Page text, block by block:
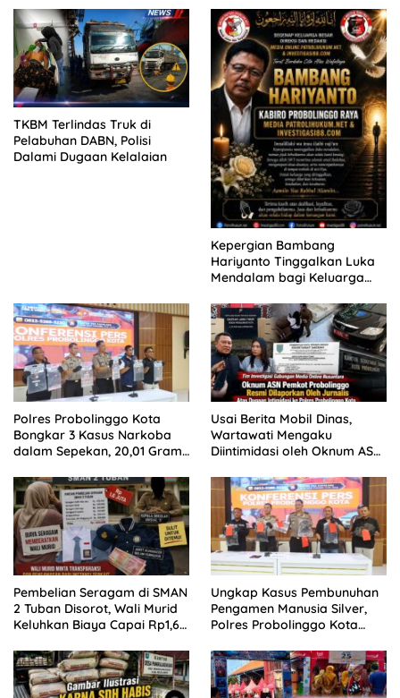
KELUARGA KORBAN
MENGAMUK DI PN MALANG
TKBM Terlindas Truk di
Pelabuhan DABN, Polisi
Dalami Dugaan Kelalaian
Kepergian Bambang
Hariyanto Tinggalkan Luka
Mendalam bagi Keluarga
Polres Probolinggo Kota
Bongkar 3 Kasus Narkoba
dalam Sepekan, 20,01 Gram
Usai Berita Mobil Dinas,
Wartawati Mengaku
Diintimidasi oleh Oknum ASN
Tempuh Jalur Hukum
Pembelian Seragam di SMAN
2 Tuban Disorot, Wali Murid
Keluhkan Biaya Capai Rp1,6
Ungkap Kasus Pembunuhan
Pengamen Manusia Silver,
Polres Probolinggo Kota